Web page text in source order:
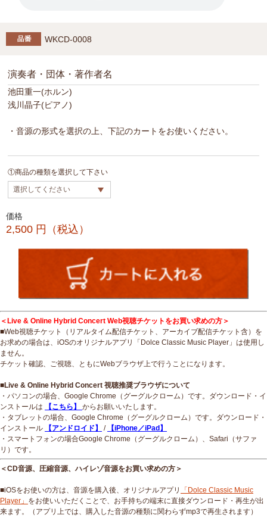
WKCD-0008
演奏者・団体・著作者名
池田重一(ホルン)
浅川晶子(ピアノ)
・音源の形式を選択の上、下記のカートをお使いください。
①商品の種類を選択して下さい
価格
2,500 円（税込）
＜Live & Online Hybrid Concert Web視聴チケットをお買い求めの方＞
■Web視聴チケット（リアルタイム配信チケット、アーカイブ配信チケット含）を
お求めの場合は、iOSのオリジナルアプリ「Dolce Classic Music Player」は使用し
ません。
チケット確認、ご視聴、ともにWebブラウザ上で行うことになります。
■Live & Online Hybrid Concert 視聴推奨ブラウザについて
・パソコンの場合、Google Chrome（グーグルクローム）です。ダウンロード・イ
ンストールは
【こちら】
からお願いいたします。
・タブレットの場合、Google Chrome（グーグルクローム）です。ダウンロード・
インストール
【アンドロイド】 /
【iPhone／iPad】
・スマートフォンの場合Google Chrome（グーグルクローム）、Safari（サファ
リ）です。
＜CD音源、圧縮音源、ハイレゾ音源をお買い求めの方＞
■iOSをお使いの方は、音源を購入後、オリジナルアプリ
「Dolce Classic Music
Player」 をお使いいただくことで、お手持ちの端末に直接ダウンロード・再生が出
来ます。（アプリ上では、購入した音源の種類に関わらずmp3で再生されます）